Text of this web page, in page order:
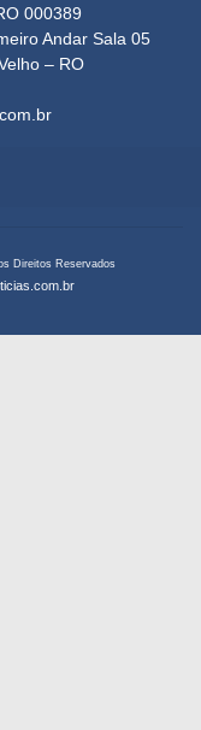
000389
Andar Sala 05
– RO
Direitos Reservados